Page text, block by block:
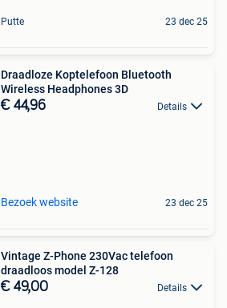
Putte 23 dec 25
Draadloze Koptelefoon Bluetooth
Wireless Headphones 3D
€ 44,96 Details
Bezoek website 23 dec 25
Vintage Z-Phone 230Vac telefoon
draadloos model Z-128
€ 49,00 Details